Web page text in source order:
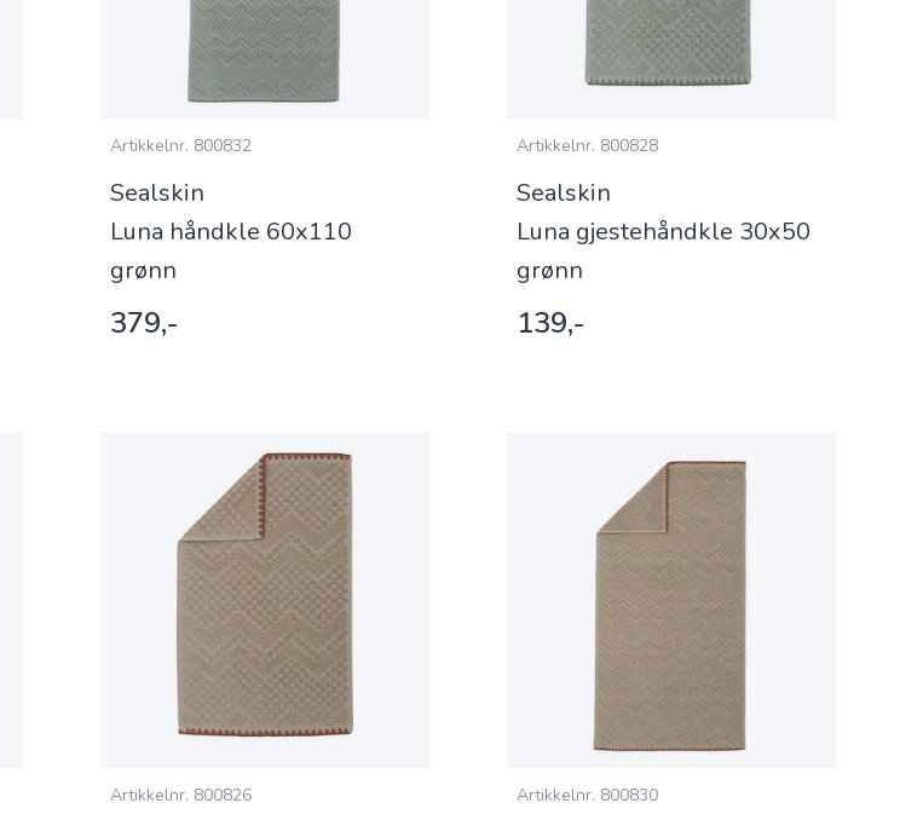
Artikkelnr. 800832
Sealskin
Luna håndkle 60x110
grønn
379,-
Artikkelnr. 800828
Sealskin
Luna gjestehåndkle 30x50
grønn
139,-
Artikkelnr. 800826 Artikkelnr. 800830